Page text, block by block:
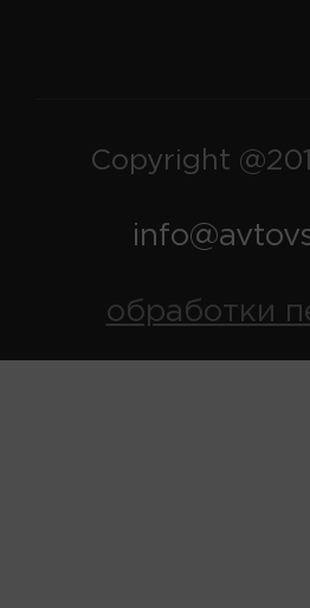
Copyright
обработки